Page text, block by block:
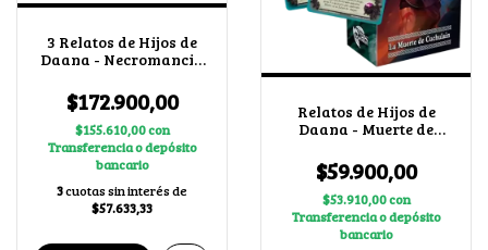
3 Relatos de Hijos de
Daana - Necromancia
azar
$172.900,00
$155.610,00con
Transferencia o depósito
bancario
3cuotas sin interés de
$57.633,33
Relatos de Hijos de
Daana - Muerte de
$59.900,00
$53.910,00con
Transferencia o depósito
bancario